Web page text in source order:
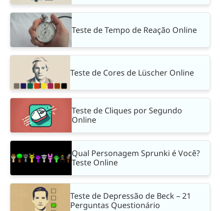
Teste de Tempo de Reação Online
Teste de Cores de Lüscher Online
Teste de Cliques por Segundo
Online
Qual Personagem Sprunki é Você?
Teste Online
Teste de Depressão de Beck – 21
Perguntas Questionário